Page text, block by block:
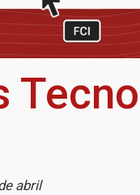
abril